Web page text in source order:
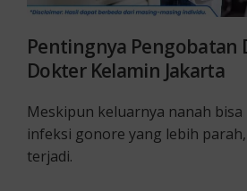
Pentingnya Pengobatan
Dokter Kelamin Jakarta
Meskipun keluarnya nanah bisa
infeksi gonore yang lebih
terjadi.